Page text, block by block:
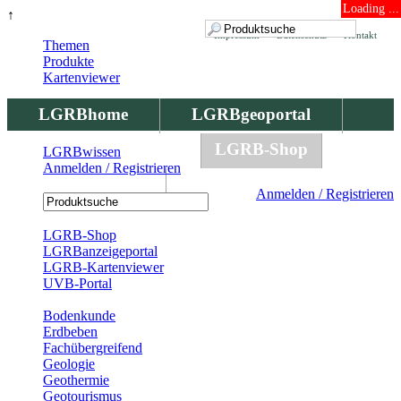
↑ Loading ...
Kontakt
Datenschutz
Impressum
LGRBhome
LGRBgeoportal
LGRBbohrungen
LGRB-Shop
Anmelden / Registrieren
Themen
Produkte
Kartenviewer
LGRBwissen
Anmelden / Registrieren
LGRB-Shop
LGRBanzeigeportal
LGRB-Kartenviewer
UVB-Portal
Bodenkunde
Erdbeben
Fachübergreifend
Geologie
Geothermie
Geotourismus